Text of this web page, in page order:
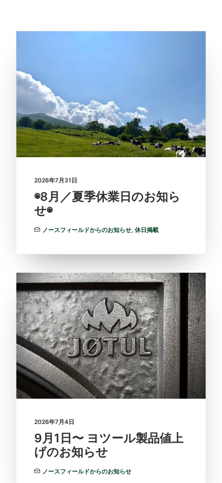
2026年7月31日
◉8月／夏季休業日のお知ら
せ◉
ノースフィールドからのお知らせ, 休日掲載
2026年7月4日
9月1日〜 ヨツール製品値上
げのお知らせ
ノースフィールドからのお知らせ